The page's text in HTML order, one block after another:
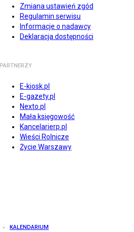
Zmiana ustawień zgód
Regulamin serwisu
Informacje o nadawcy
Deklaracja dostępności
PARTNERZY
E-kiosk.pl
E-gazety.pl
Nexto.pl
Mała księgowość
Kancelarierp.pl
Wieści Rolnicze
Życie Warszawy
KALENDARIUM